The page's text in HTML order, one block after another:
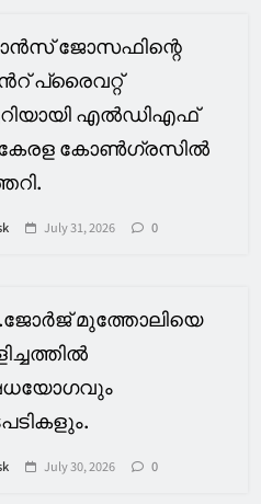
ജോസഫിന്റെ
പ്രൈവറ്റ്
എൽഡിഎഫ്
കോൺഗ്രസിൽ
July 31, 2026 0
മുത്തോലിയെ
July 30, 2026 0